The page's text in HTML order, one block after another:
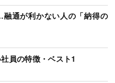
通が利かない人の「納得の
員の特徴・ベスト1